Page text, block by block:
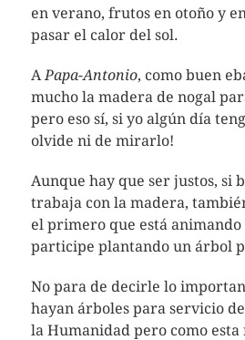
en verano, frutos en otoño y
pasar el calor del sol.
APapa-Antonio, como buen
mucho la madera de nogal
pero eso sí, si yo algún día
olvide ni de mirarlo!
Aunque hay que ser justos, si
trabaja con la madera,
el primero que está
participe plantando un árbol
No para de decirle lo
hayan árboles para servicio
la Humanidad pero como